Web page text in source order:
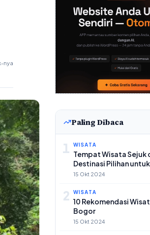
nya
Paling Dibaca
1 WISATA
Tempat Wisata Sejuk
Destinasi Pilihan
15 Okt 2024
2 WISATA
10 Rekomendasi
Bogor
15 Okt 2024